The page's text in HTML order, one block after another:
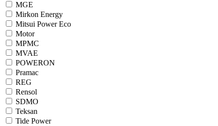
MGE
Mirkon Energy
Mitsui Power Eco
Motor
MPMC
MVAE
POWERON
Pramac
REG
Rensol
SDMO
Teksan
Tide Power